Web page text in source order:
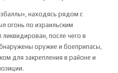
находясь рядом с
огонь по израильским
после чего в
оружие и боеприпасы,
для закрепления в районе и